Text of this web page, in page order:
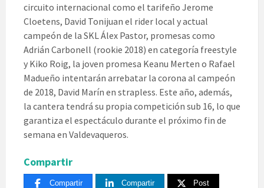
circuito internacional como el tarifeño Jerome
Cloetens, David Tonijuan el rider local y actual
campeón de la SKL Álex Pastor, promesas como
Adrián Carbonell (rookie 2018) en categoría freestyle
y Kiko Roig, la joven promesa Keanu Merten o Rafael
Madueño intentarán arrebatar la corona al campeón
de 2018, David Marín en strapless. Este año, además,
la cantera tendrá su propia competición sub 16, lo que
garantiza el espectáculo durante el próximo fin de
semana en Valdevaqueros.
Compartir
Compartir Compartir Post